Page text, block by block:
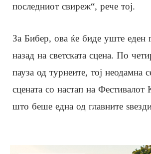
последниот свиреж“, рече тој.
За Бибер, ова ќе биде уште еден
назад на светската сцена. По
пауза од турнеите, тој неодамна
сцената со настап на Фестивалот
што беше една од главните